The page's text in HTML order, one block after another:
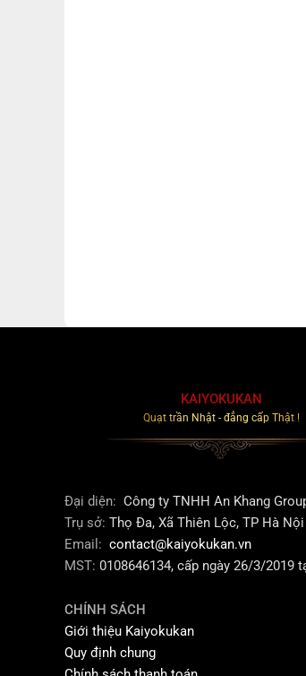
KAIYOKUKAN
Quạt trần Nhật - đẳng cấp Thật !
Đại diện: Công ty TNHH An Khang
Trụ sở: Thọ Đa, Xã Thiên Lộc, TP Hà Nội
Email: contact@kaiyokukan.vn
MST: 0108646134, cấp ngày 26/3/2019
CHÍNH SÁCH
Giới thiệu Kaiyokukan
Quy định chung